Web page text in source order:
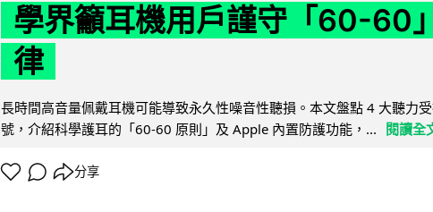
學界籲耳機用戶謹守「60-60
律
長時間高音量佩戴耳機可能導致永久性噪音性聽損。本文盤點 4 大聽力
號，介紹科學護耳的「60-60 原則」及 Apple 內置防護功能，... 閱讀全
分享